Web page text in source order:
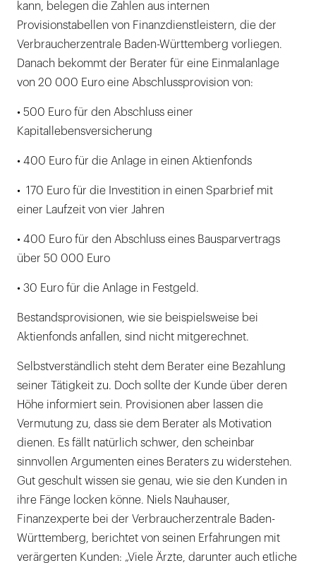
kann, belegen die Zahlen aus internen
Provisionstabellen von Finanzdienstleistern, die der
Verbraucherzentrale Baden-Württemberg vorliegen.
Danach bekommt der Berater für eine Einmalanlage
von 20 000 Euro eine Abschlussprovision von:
• 500 Euro für den Abschluss einer
Kapitallebensversicherung
• 400 Euro für die Anlage in einen Aktienfonds
• 170 Euro für die Investition in einen Sparbrief mit
einer Laufzeit von vier Jahren
• 400 Euro für den Abschluss eines Bausparvertrags
über 50 000 Euro
• 30 Euro für die Anlage in Festgeld.
Bestandsprovisionen, wie sie beispielsweise bei
Aktienfonds anfallen, sind nicht mitgerechnet.
Selbstverständlich steht dem Berater eine Bezahlung
seiner Tätigkeit zu. Doch sollte der Kunde über deren
Höhe informiert sein. Provisionen aber lassen die
Vermutung zu, dass sie dem Berater als Motivation
dienen. Es fällt natürlich schwer, den scheinbar
sinnvollen Argumenten eines Beraters zu widerstehen.
Gut geschult wissen sie genau, wie sie den Kunden in
ihre Fänge locken könne. Niels Nauhauser,
Finanzexperte bei der Verbraucherzentrale Baden-
Württemberg, berichtet von seinen Erfahrungen mit
verärgerten Kunden: „Viele Ärzte, darunter auch etliche